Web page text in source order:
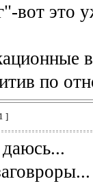
вот это
по
]